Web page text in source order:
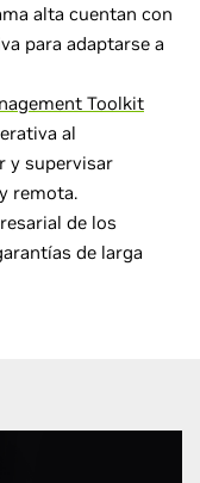
alta cuentan con
para adaptarse a
Toolkit
al
y supervisar
remota.
de los
de larga